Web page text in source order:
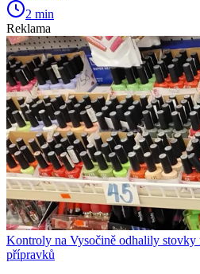
2 min
Reklama
Kontroly na Vysočině odhalily
přípravků